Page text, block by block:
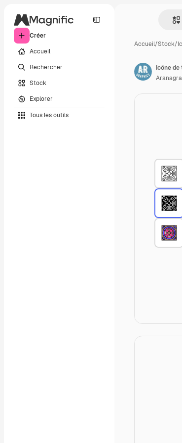
Créer
Accueil
Rechercher
Stock
Explorer
Tous les outils
Accueil/Stock/
Icône de